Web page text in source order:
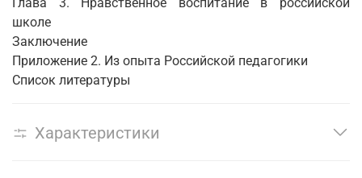
Глава 3. Нравственное воспитание в российской
школе
Заключение
Приложение 2. Из опыта Российской педагогики
Список литературы
Характеристики